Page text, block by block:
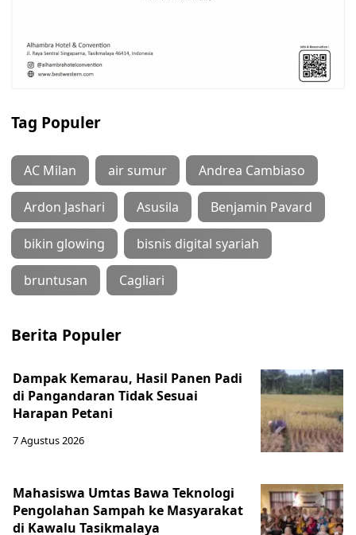
Tag Populer
AC Milan air sumur Andrea Cambiaso
Ardon Jashari Asusila Benjamin Pavard
bikin glowing bisnis digital syariah
bruntusan Cagliari
Berita Populer
Dampak Kemarau, Hasil Panen Padi
di Pangandaran Tidak Sesuai
Harapan Petani
7 Agustus 2026
Mahasiswa Umtas Bawa Teknologi
Pengolahan Sampah ke Masyarakat
di Kawalu Tasikmalaya